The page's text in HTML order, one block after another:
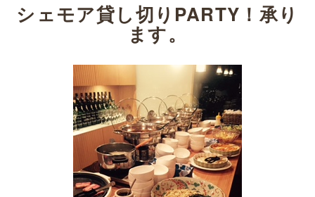
シェモア貸し切りPARTY！承り
ます。